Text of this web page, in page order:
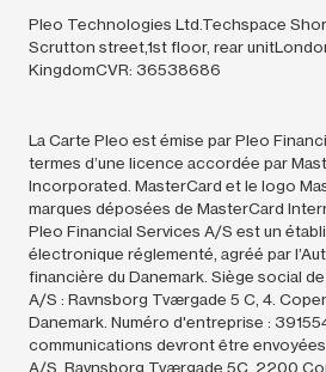
Pleo Technologies Ltd.Techspace
Scrutton street,1st floor, rear
KingdomCVR: 36538686
La Carte Pleo est émise par Pleo
termes d’une licence accordée par
Incorporated. MasterCard et le logo
marques déposées de MasterCard
Pleo Financial Services A/S est un
électronique réglementé, agréé par
financière du Danemark. Siège social
A/S : Ravnsborg Tværgade 5 C, 4.
Danemark. Numéro d'entreprise :
communications devront être
A/S, Ravnsborg Tværgade 5C, 2200